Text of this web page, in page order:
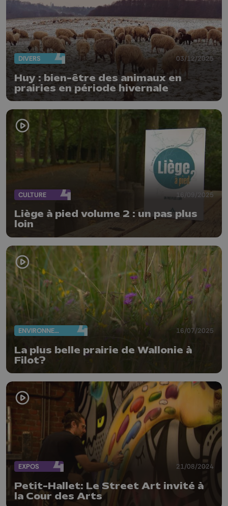
DIVERS 03/12/2025
Huy : bien-être des animaux en
prairies en période hivernale
CULTURE 16/09/2025
Liège à pied volume 2 : un pas plus
loin
ENVIRONNEMENT 16/07/2025
La plus belle prairie de Wallonie à
Filot?
EXPOS 21/08/2024
Petit-Hallet: Le Street Art invité à
la Cour des Arts